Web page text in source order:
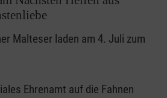
Malteser laden am 4. Juli zum
Ehrenamt auf die Fahnen